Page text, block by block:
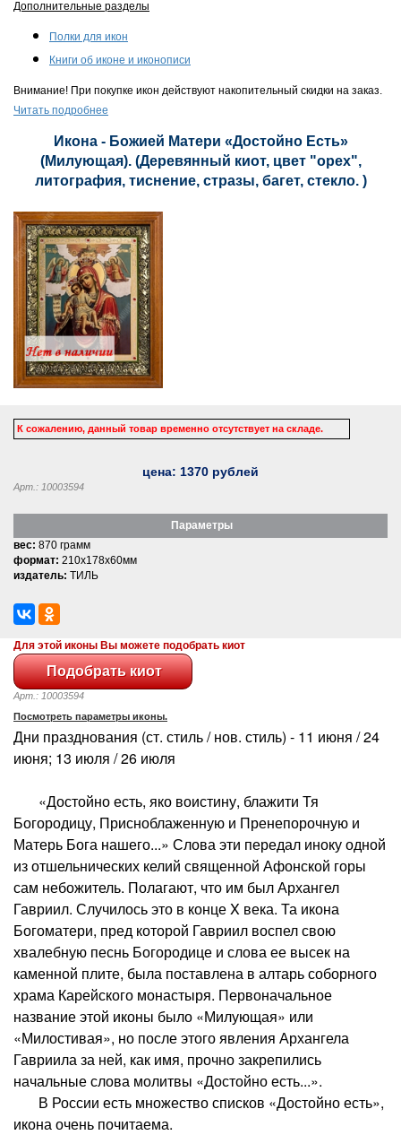
Дополнительные разделы
Полки для икон
Книги об иконе и иконописи
Внимание! При покупке икон действуют накопительный скидки на заказ.
Читать подробнее
Икона - Божией Матери «Достойно Есть»
(Милующая). (Деревянный киот, цвет "орех",
литография, тиснение, стразы, багет, стекло. )
К сожалению, данный товар временно отсутствует на складе.
цена: 1370 рублей
Арт.: 10003594
Параметры
вес: 870 грамм
формат: 210x178x60мм
издатель: ТИЛЬ
Для этой иконы Вы можете подобрать киот
Арт.: 10003594
Посмотреть параметры иконы.
Дни празднования (ст. стиль / нов. стиль) - 11 июня / 24
июня; 13 июля / 26 июля
«Достойно есть, яко воистину, блажити Тя
Богородицу, Присноблаженную и Пренепорочную и
Матерь Бога нашего...» Слова эти передал иноку одной
из отшельнических келий священной Афонской горы
сам небожитель. Полагают, что им был Архангел
Гавриил. Случилось это в конце X века. Та икона
Богоматери, пред которой Гавриил воспел свою
хвалебную песнь Богородице и слова ее высек на
каменной плите, была поставлена в алтарь соборного
храма Карейского монастыря. Первоначальное
название этой иконы было «Милующая» или
«Милостивая», но после этого явления Архангела
Гавриила за ней, как имя, прочно закрепились
начальные слова молитвы «Достойно есть...».
В России есть множество списков «Достойно есть»,
икона очень почитаема.